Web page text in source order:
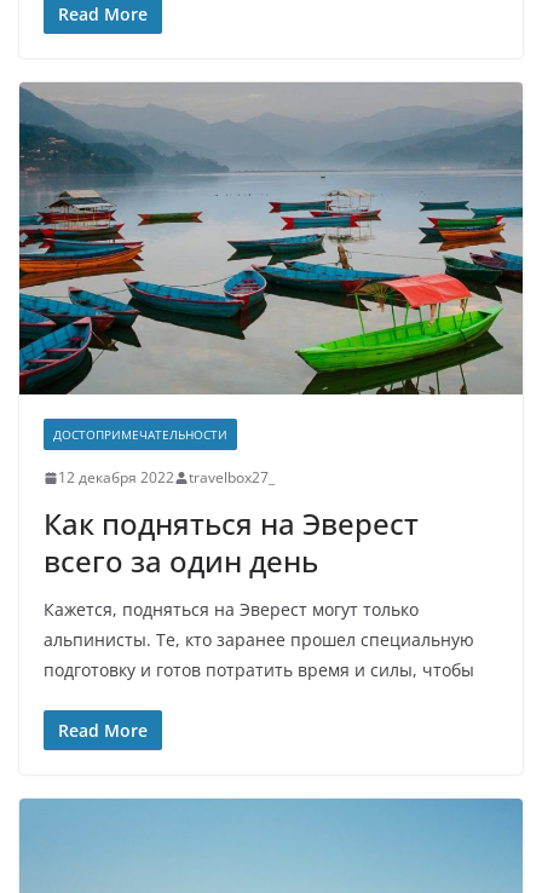
Read More
ДОСТОПРИМЕЧАТЕЛЬНОСТИ
12 декабря 2022 travelbox27_
Как подняться на Эверест
всего за один день
Кажется, подняться на Эверест могут только
альпинисты. Те, кто заранее прошел специальную
подготовку и готов потратить время и силы, чтобы
Read More